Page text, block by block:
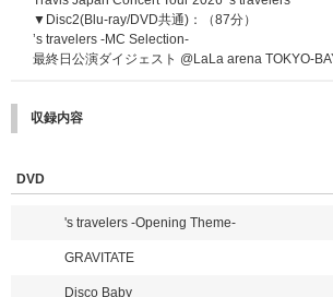
▼Disc2(Blu-ray/DVD共通)：（87分）
’s travelers -MC Selection-
最終日公演ダイジェスト @LaLa arena TOKYO-
収録内容
DVD
's travelers -Opening Theme-
GRAVITATE
Disco Baby